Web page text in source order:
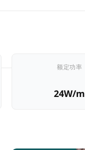
额定功率
24W/m